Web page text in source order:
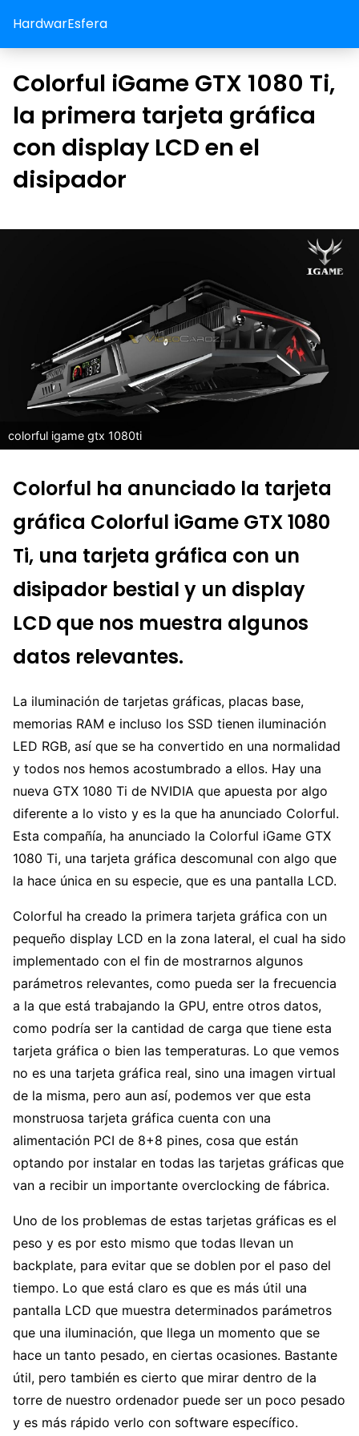
HardwarEsfera
Colorful iGame GTX 1080 Ti,
la primera tarjeta gráfica
con display LCD en el
disipador
colorful igame gtx 1080ti
Colorful ha anunciado la tarjeta
gráfica Colorful iGame GTX 1080
Ti, una tarjeta gráfica con un
disipador bestial y un display
LCD que nos muestra algunos
datos relevantes.
La iluminación de tarjetas gráficas, placas base,
memorias RAM e incluso los SSD tienen iluminación
LED RGB, así que se ha convertido en una normalidad
y todos nos hemos acostumbrado a ellos. Hay una
nueva GTX 1080 Ti de NVIDIA que apuesta por algo
diferente a lo visto y es la que ha anunciado Colorful.
Esta compañía, ha anunciado la Colorful iGame GTX
1080 Ti, una tarjeta gráfica descomunal con algo que
la hace única en su especie, que es una pantalla LCD.
Colorful ha creado la primera tarjeta gráfica con un
pequeño display LCD en la zona lateral, el cual ha sido
implementado con el fin de mostrarnos algunos
parámetros relevantes, como pueda ser la frecuencia
a la que está trabajando la GPU, entre otros datos,
como podría ser la cantidad de carga que tiene esta
tarjeta gráfica o bien las temperaturas. Lo que vemos
no es una tarjeta gráfica real, sino una imagen virtual
de la misma, pero aun así, podemos ver que esta
monstruosa tarjeta gráfica cuenta con una
alimentación PCI de 8+8 pines, cosa que están
optando por instalar en todas las tarjetas gráficas que
van a recibir un importante overclocking de fábrica.
Uno de los problemas de estas tarjetas gráficas es el
peso y es por esto mismo que todas llevan un
backplate, para evitar que se doblen por el paso del
tiempo. Lo que está claro es que es más útil una
pantalla LCD que muestra determinados parámetros
que una iluminación, que llega un momento que se
hace un tanto pesado, en ciertas ocasiones. Bastante
útil, pero también es cierto que mirar dentro de la
torre de nuestro ordenador puede ser un poco pesado
y es más rápido verlo con software específico.